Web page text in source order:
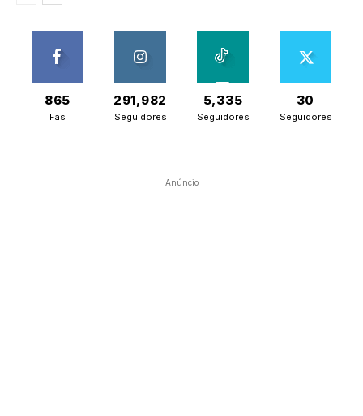
865
Fãs
291,982
Seguidores
5,335
Seguidores
30
Seguidores
Anúncio